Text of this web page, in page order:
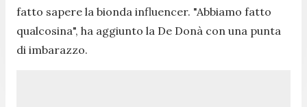
fatto sapere la bionda influencer. "Abbiamo fatto
qualcosina", ha aggiunto la De Donà con una punta
di imbarazzo.